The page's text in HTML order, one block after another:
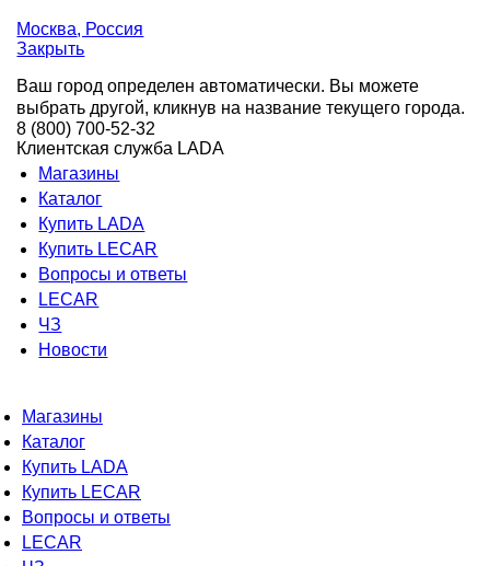
Москва, Россия
Закрыть
Ваш город определен автоматически. Вы можете
выбрать другой, кликнув на название текущего города.
8 (800) 700-52-32
Клиентская служба LADA
Магазины
Каталог
Купить LADA
Купить LECAR
Вопросы и ответы
LECAR
ЧЗ
Новости
Магазины
Каталог
Купить LADA
Купить LECAR
Вопросы и ответы
LECAR